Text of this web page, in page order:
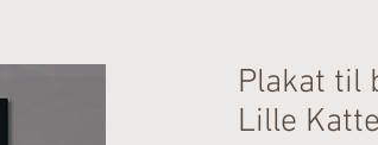
Plakat til
Lille